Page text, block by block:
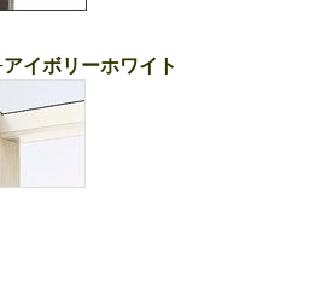
イボリーホワイト